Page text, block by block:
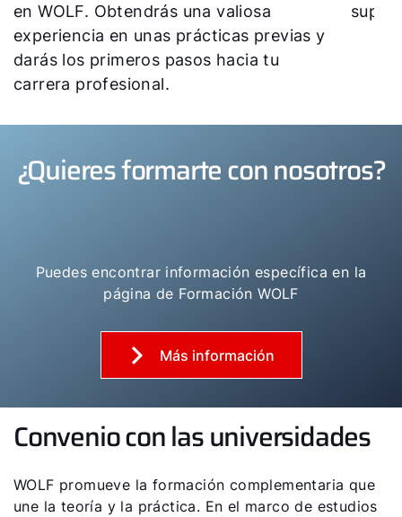
en WOLF. Obtendrás una valiosa
experiencia en unas prácticas previas y
darás los primeros pasos hacia tu
carrera profesional.
¿Quieres formarte con nosotros?
Puedes encontrar información específica en la
página de Formación WOLF
Más información
Convenio con las universidades
WOLF promueve la formación complementaria que
une la teoría y la práctica. En el marco de estudios